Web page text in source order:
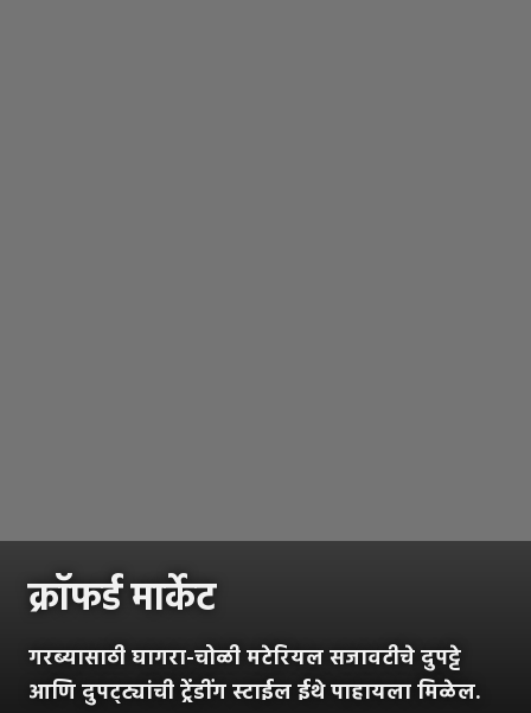
क्रॉफर्ड मार्केट
गरब्यासाठी घागरा-चोळी मटेरियल सजावटीचे दुपट्टे
आणि दुपट्ट्यांची ट्रेंडींग स्टाईल ईथे पाहायला मिळेल.